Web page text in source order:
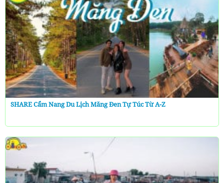
SHARE Cẩm Nang Du Lịch Măng Đen Tự Túc Từ A-Z